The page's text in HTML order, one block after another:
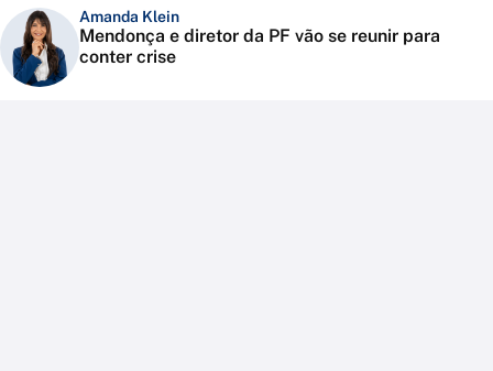
Amanda Klein
Mendonça e diretor da PF vão se reunir para
conter crise